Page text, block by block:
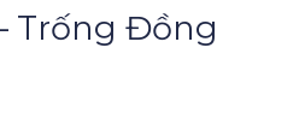
Trống Đồng